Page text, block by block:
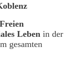
Freien
Leben in der
gesamten